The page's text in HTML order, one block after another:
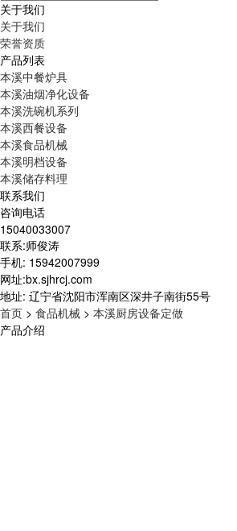
关于我们
关于我们
荣誉资质
产品列表
本溪中餐炉具
本溪油烟净化设备
本溪洗碗机系列
本溪西餐设备
本溪食品机械
本溪明档设备
本溪储存料理
联系我们
咨询电话
15040033007
联系:师俊涛
手机: 15942007999
网址:bx.sjhrcj.com
地址: 辽宁省沈阳市浑南区深井子南街55号
首页 > 食品机械 > 本溪厨房设备定做
产品介绍